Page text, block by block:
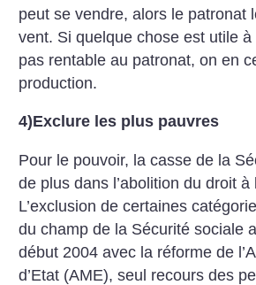
peut se vendre, alors le patronat
vent. Si quelque chose est utile
pas rentable au patronat, on en
production.
4)Exclure les plus pauvres
Pour le pouvoir, la casse de la
de plus dans l’abolition du droit à
L’exclusion de certaines
du champ de la Sécurité sociale
début 2004 avec la réforme de
d’Etat (AME), seul recours des